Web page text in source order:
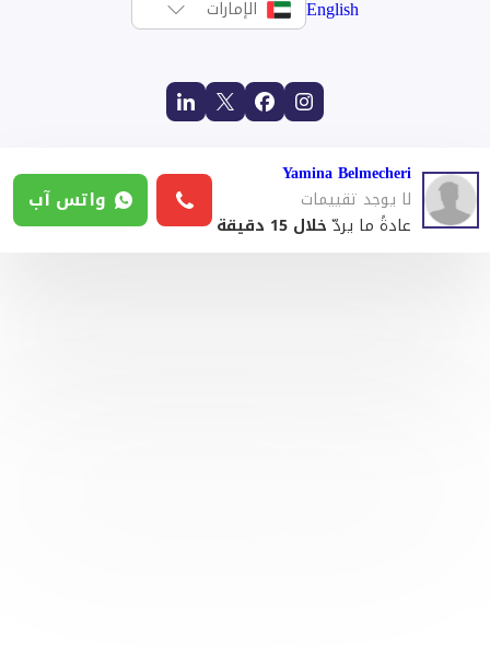
English الإمارات
Yamina Belmecheri
لا يوجد تقييمات
عادةً ما يردّخلال 15 دقيقة
واتس آب